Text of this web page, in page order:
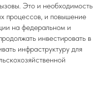
Это и необходимость
процессов, и повышение
на федеральном и
инвестировать в
инфраструктуру для